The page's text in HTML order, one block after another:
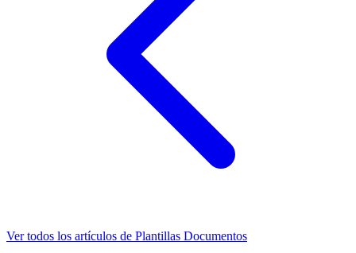
Ver todos los artículos de Plantillas Documentos